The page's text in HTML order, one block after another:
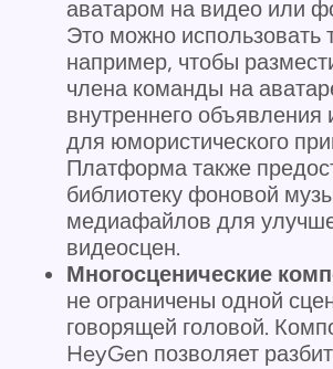
аватаром на видео или
Это можно использовать
например, чтобы
члена команды на
внутреннего объявления
для юмористического
Платформа также
библиотеку фоновой
медиафайлов для
видеосцен.
Многосценические
не ограничены одной
говорящей головой.
HeyGen позволяет